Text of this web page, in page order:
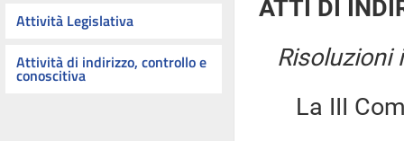
Attività Legislativa
Attività di indirizzo, controllo e
conoscitiva
ATTI DI
Risoluzioni
La III